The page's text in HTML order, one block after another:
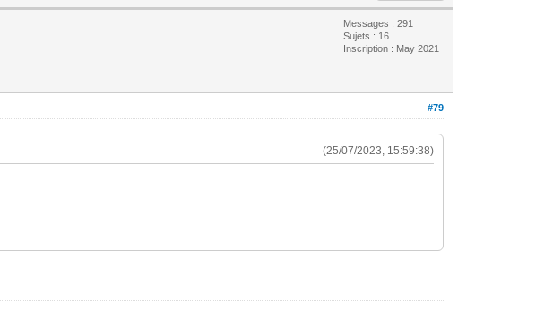
Messages : 291
Sujets : 16
Inscription : May 2021
#79
(25/07/2023, 15:59:38)